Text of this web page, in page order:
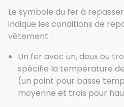
Le symbole du fer à
indique les conditions de
vêtement :
Un fer avec un, deux ou
spécifie la température
(un point pour basse
moyenne et trois pour